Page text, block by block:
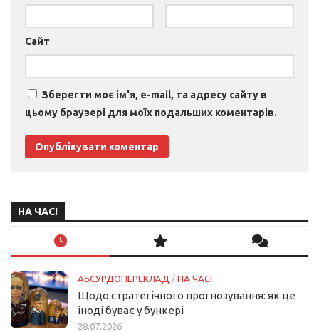
Сайт
Зберегти моє ім'я, e-mail, та адресу сайту в
цьому браузері для моїх подальших коментарів.
НА ЧАСІ
АБСУРДОПЕРЕКЛАД / НА ЧАСІ
Щодо стратегічного прогнозування: як це
іноді буває у бункері
28.07.2026